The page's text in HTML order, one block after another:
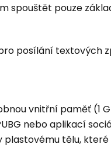
spouštět pouze
posílání textových
vnitřní paměť (1
nebo aplikací
plastovému tělu,